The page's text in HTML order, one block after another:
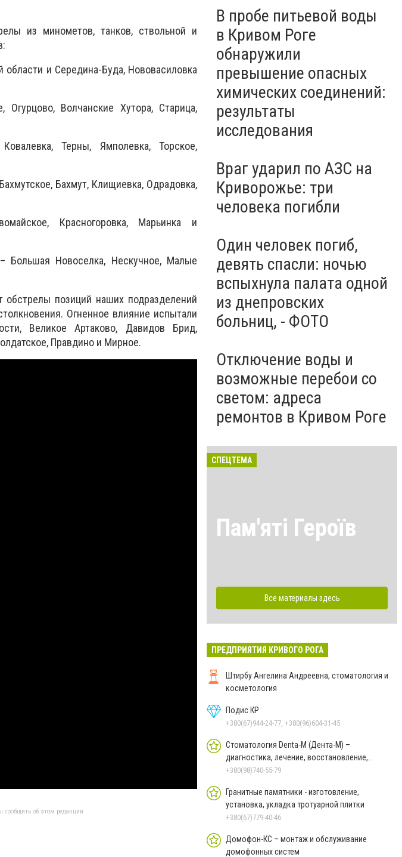
из минометов, танков, ствольной и
области и Середина-Буда, Нововасиловка
Волчанские Хутора, Старица,
Терны, Ямполевка, Торское,
Бахмут, Клищиевка, Одрадовка,
Красногоровка, Марьинка и
Большая Новоселка, Нескучное, Малые
позиций наших подразделений
Огненное влияние испытали
Великое Артаково, Давидов Брид,
Правдино и Мирное.
об этом редакции
ПВО уничтожила и
подавила 114 БпЛА
Общенациональная минута
молчания: Украина чтит
память жертв войны, -
09:00
Вчера
В пробе питьевой воды
в Кривом Роге
обнаружили
превышение опасных
химических соединений:
результаты
исследования
Враг ударил по АЗС на
Криворожье: три
человека погибли
Один человек погиб,
девять спасли: ночью
вспыхнула палата одной
из днепровских
больниц, - ФОТО
Отключение воды и
возможные перебои со
светом: адреса
ремонтов в Кривом Роге
СПЕЦТЕМА
Пам'яті Героїв
Все материалы здесь
ПРЕДПРИЯТИЯ КРИВОГО РОГА
Штирбу Ангелина Андреевна, стоматология и
косметология
Подис КР
+380(67)944-24-77, +380(96)604-31-45
Стоматология Denta-M (Дента-М) –
диагностика, лечение, восстановление,
эстетические услуги
+380(98)740-55-79
Гранитные памятники - изготовление,
установка, укладка тротуарной плитки
+380(67)779-40-46
Домофон-КС – монтаж и обслуживание
домофонных систем